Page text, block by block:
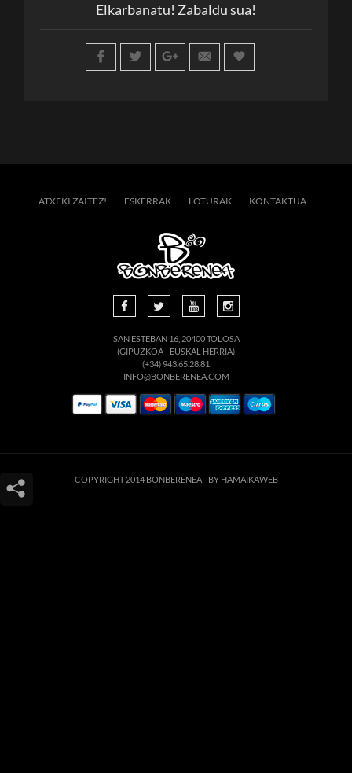
Elkarbanatu! Zabaldu sua!
ATXEKI ZAITEZ! ESKERRAK LOTURAK KONTAKTUA
SAN ESTEBAN 16, 20400 TOLOSA
(GIPUZKOA - EUSKAL HERRIA)
(+34) 943.65.28.81
INFO@BONBERENEA.COM
COPYRIGHT 2014 BONBERENEA - BY HAMAIKAWEB